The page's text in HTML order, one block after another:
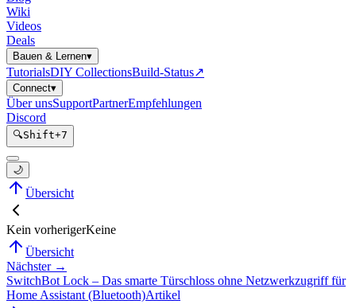
Wiki
Videos
Deals
Bauen & Lernen▾
TutorialsDIY CollectionsBuild-Status↗
Connect▾
Über unsSupportPartnerEmpfehlungen
Discord
🔍Shift+7
🌙
Übersicht
Kein vorherigerKeine
Übersicht
Nächster →
SwitchBot Lock – Das smarte Türschloss ohne Netzwerkzugriff für
Home Assistant (Bluetooth)Artikel